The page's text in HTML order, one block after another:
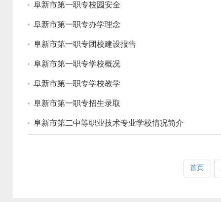
阜新市第一职专校园安全
阜新市第一职专办学理念
阜新市第一职专团校建设报告
阜新市第一职专学校概况
阜新市第一职专学校教学
阜新市第一职专招生录取
阜新市第二中等职业技术专业学校情况简介
首页